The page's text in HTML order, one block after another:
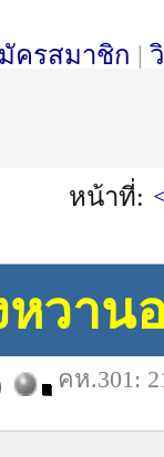
ครสมาชิก |
หน้าที่:
หวาน
คห.301: